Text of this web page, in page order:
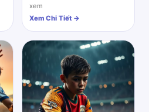
xem
Xem Chi Tiết →